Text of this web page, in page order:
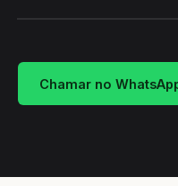
Chamar no